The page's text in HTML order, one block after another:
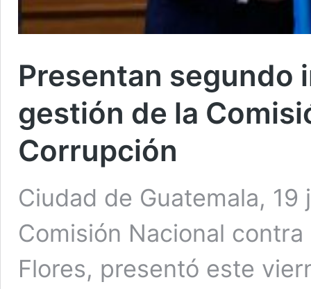
Presentan segundo
gestión de la
Corrupción
Ciudad de Guatemala,
Comisión Nacional
Flores, presentó este